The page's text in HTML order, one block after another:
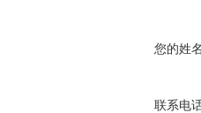
您的姓
联系电